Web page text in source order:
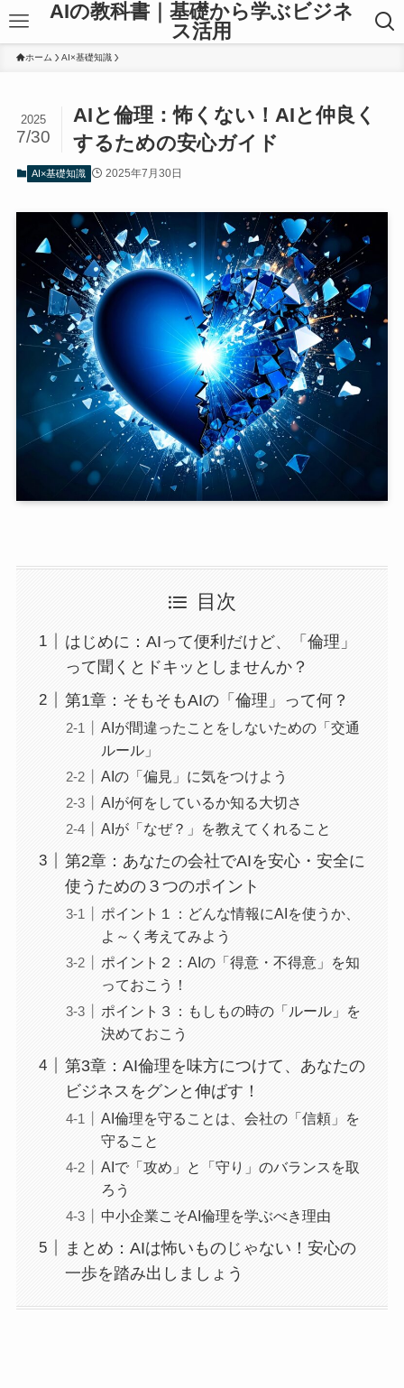
AIの教科書｜基礎から学ぶビジネ
ス活用
ホーム AI×基礎知識
AIと倫理：怖くない！AIと仲良く
するための安心ガイド
2025
7/30
AI×基礎知識 2025年7月30日
目次
はじめに：AIって便利だけど、「倫理」
って聞くとドキッとしませんか？
第1章：そもそもAIの「倫理」って何？
AIが間違ったことをしないための「交通
ルール」
AIの「偏見」に気をつけよう
AIが何をしているか知る大切さ
AIが「なぜ？」を教えてくれること
第2章：あなたの会社でAIを安心・安全に
使うための３つのポイント
ポイント１：どんな情報にAIを使うか、
よ～く考えてみよう
ポイント２：AIの「得意・不得意」を知
っておこう！
ポイント３：もしもの時の「ルール」を
決めておこう
第3章：AI倫理を味方につけて、あなたの
ビジネスをグンと伸ばす！
AI倫理を守ることは、会社の「信頼」を
守ること
AIで「攻め」と「守り」のバランスを取
ろう
中小企業こそAI倫理を学ぶべき理由
まとめ：AIは怖いものじゃない！安心の
一歩を踏み出しましょう